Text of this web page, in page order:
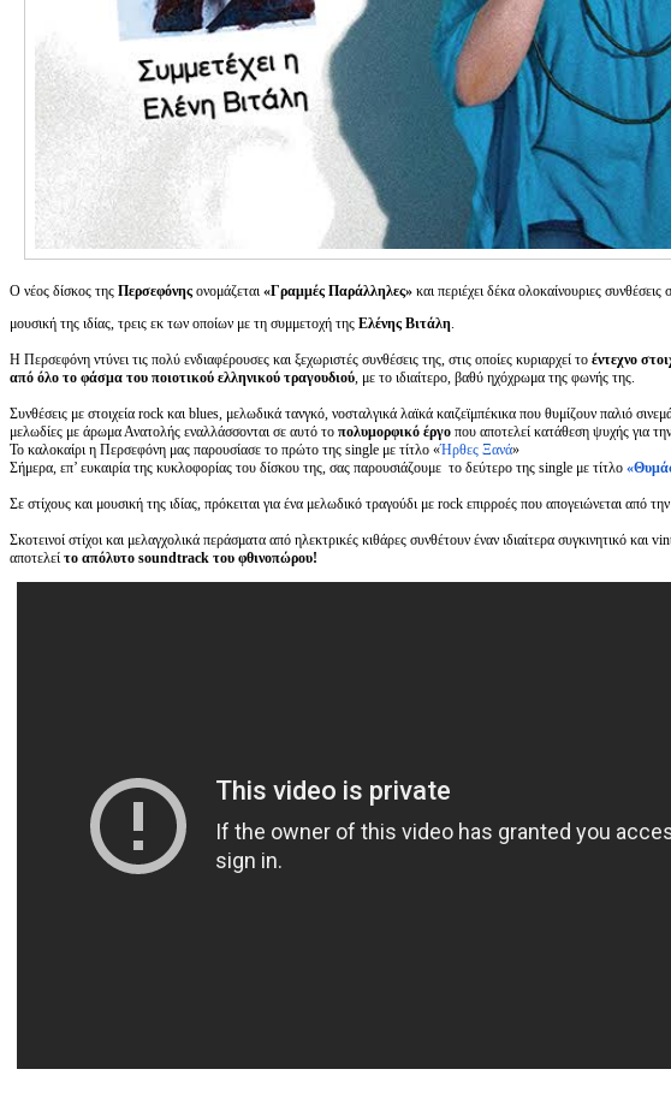
Ο νέος δίσκος της Περσεφόνης ονομάζεται «Γραμμές Παράλληλες» και περιέχει δέκα ολοκαίνουριες συνθέσεις
μουσική της ιδίας, τρεις εκ των οποίων με τη συμμετοχή της Ελένης Βιτάλη.
Η Περσεφόνη ντύνει τις πολύ ενδιαφέρουσες και ξεχωριστές συνθέσεις της, στις οποίες κυριαρχεί το έντεχνο
από όλο το φάσμα του ποιοτικού ελληνικού τραγουδιού, με το ιδιαίτερο, βαθύ ηχόχρωμα της φωνής της.
Συνθέσεις με στοιχεία rock και blues, μελωδικά τανγκό, νοσταλγικά λαϊκά καιζεϊμπέκικα που θυμίζουν παλιό
μελωδίες με άρωμα Ανατολής εναλλάσσονται σε αυτό το πολυμορφικό έργο που αποτελεί κατάθεση ψυχής για
Το καλοκαίρι η Περσεφόνη μας παρουσίασε το πρώτο της single με τίτλο «Ήρθες Ξανά»
Σήμερα, επ’ ευκαιρία της κυκλοφορίας του δίσκου της, σας παρουσιάζουμε το δεύτερο της single με τίτλο
Σε στίχους και μουσική της ιδίας, πρόκειται για ένα μελωδικό τραγούδι με rock επιρροές που απογειώνεται από
Σκοτεινοί στίχοι και μελαγχολικά περάσματα από ηλεκτρικές κιθάρες συνθέτουν έναν ιδιαίτερα συγκινητικό και
αποτελεί το απόλυτο soundtrack του φθινοπώρου!